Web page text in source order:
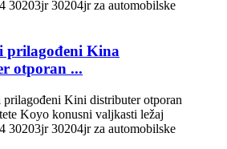
prilagođeni Kina
otporan ...